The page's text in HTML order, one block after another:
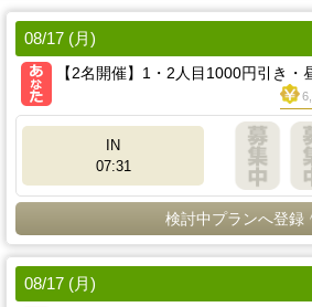
08/17 (月)
【2名開催】1・2人目1000円引き・
IN
07:31
検討中プランへ登録
08/17 (月)